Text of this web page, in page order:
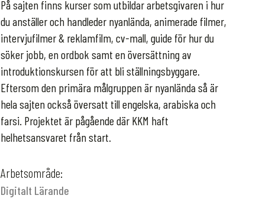
På sajten finns kurser som utbildar arbetsgivaren i hur
du anställer och handleder nyanlända, animerade filmer,
intervjufilmer & reklamfilm, cv-mall, guide för hur du
söker jobb, en ordbok samt en översättning av
introduktionskursen för att bli ställningsbyggare.
Eftersom den primära målgruppen är nyanlända så är
hela sajten också översatt till engelska, arabiska och
farsi. Projektet är pågående där KKM haft
helhetsansvaret från start.
Arbetsområde:
Digitalt Lärande